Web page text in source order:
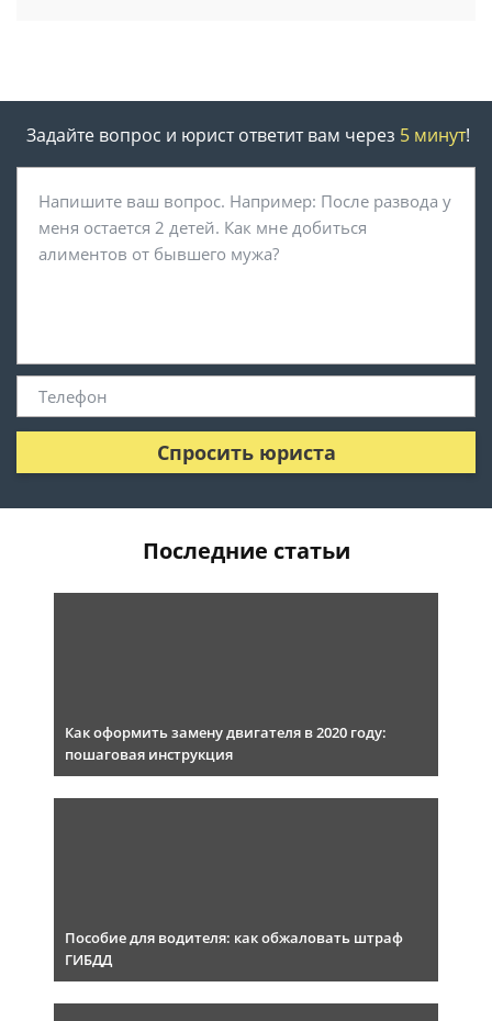
Задайте вопрос и юрист ответит вам через 5 минут!
Спросить юриста
Последние статьи
Как оформить замену двигателя в 2020 году:
пошаговая инструкция
Пособие для водителя: как обжаловать штраф
ГИБДД